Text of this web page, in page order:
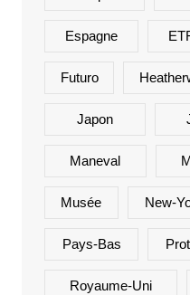
Espagne
Futuro
Japon
Maneval
Musée New-
Pays-Bas
Royaume-Uni